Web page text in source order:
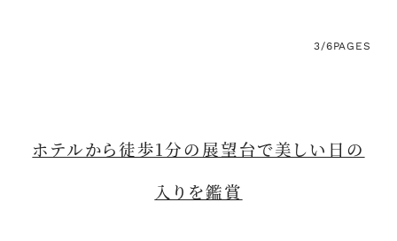
3/6PAGES
ホテルから徒歩1分の展望台で美しい日の
入りを鑑賞